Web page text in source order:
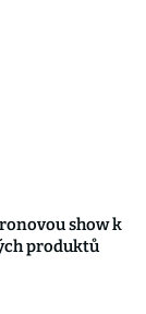
show k
produktů